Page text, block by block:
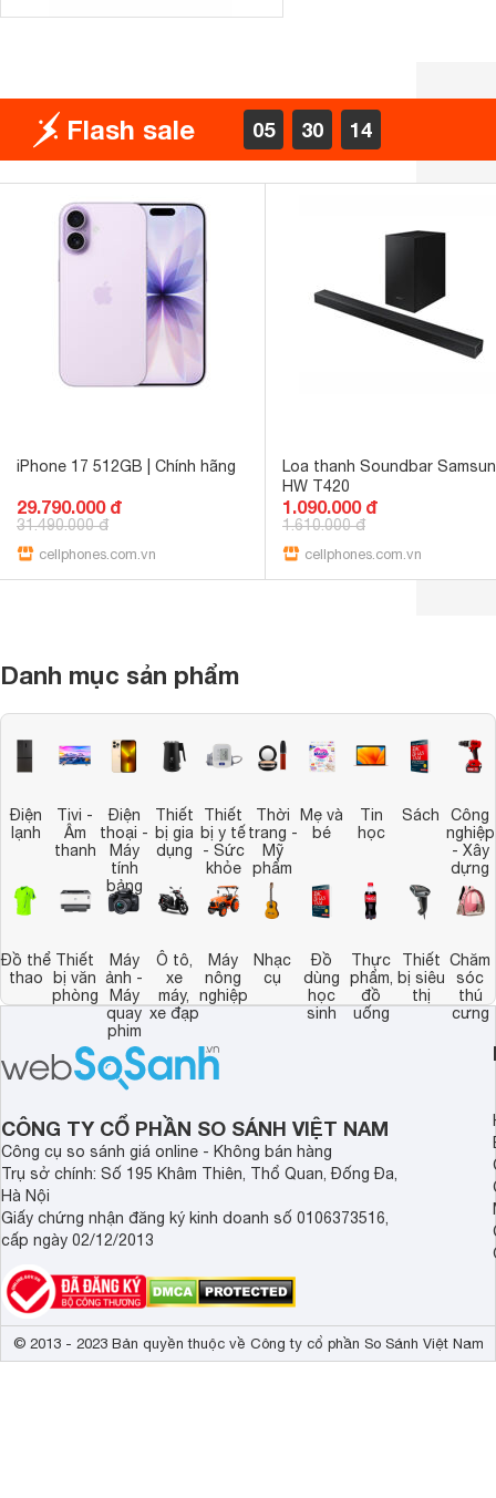
Flash sale 05 30 13
iPhone 17 512GB | Chính hãng
29.790.000 đ
31.490.000 đ
cellphones.com.vn
Loa thanh Soundbar
HW T420
1.090.000 đ
1.610.000 đ
cellphones.com.vn
Danh mục sản phẩm
Điện
lạnh
Tivi -
Âm
thanh
Điện
thoại -
Máy
tính
bảng
Thiết
bị gia
dụng
Thiết
bị y tế
- Sức
khỏe
Thời
trang -
Mỹ
phẩm
Mẹ và
bé
Tin
học
Sách
Công
nghiệp
- Xây
dựng
Đồ thể
thao
Thiết
bị văn
phòng
Máy
ảnh -
Máy
quay
phim
Ô tô,
xe
máy,
xe đạp
Máy
nông
nghiệp
Nhạc
cụ
Đồ
dùng
học
sinh
Thực
phẩm,
đồ
uống
Thiết
bị siêu
thị
Chăm
sóc
thú
cưng
CÔNG TY CỔ PHẦN SO SÁNH VIỆT NAM
Công cụ so sánh giá online - Không bán hàng
Trụ sở chính: Số 195 Khâm Thiên, Thổ Quan, Đống Đa,
Hà Nội
Giấy chứng nhận đăng ký kinh doanh số 0106373516,
cấp ngày 02/12/2013
© 2013 - 2023 Bản quyền thuộc về Công ty cổ phần So Sánh Việt Nam